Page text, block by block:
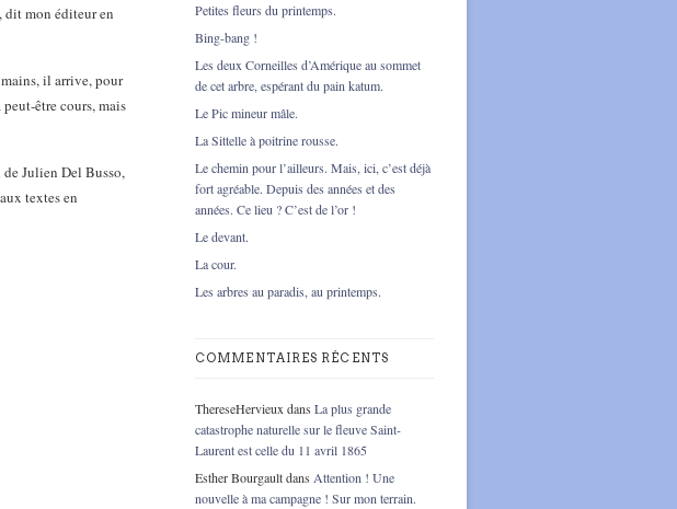
dit mon éditeur en
il arrive, pour
être cours, mais
Julien Del Busso,
textes en
Petites fleurs du printemps.
Bing-bang !
Les deux Corneilles d’Amérique au sommet
de cet arbre, espérant du pain katum.
Le Pic mineur mâle.
La Sittelle à poitrine rousse.
Le chemin pour l’ailleurs. Mais, ici, c’est déjà
fort agréable. Depuis des années et des
années. Ce lieu ? C’est de l’or !
Le devant.
La cour.
Les arbres au paradis, au printemps.
COMMENTAIRES RÉCENTS
ThereseHervieux dans La plus grande
catastrophe naturelle sur le fleuve Saint-
Laurent est celle du 11 avril 1865
Esther Bourgaultdans Attention ! Une
nouvelle à ma campagne ! Sur mon terrain.